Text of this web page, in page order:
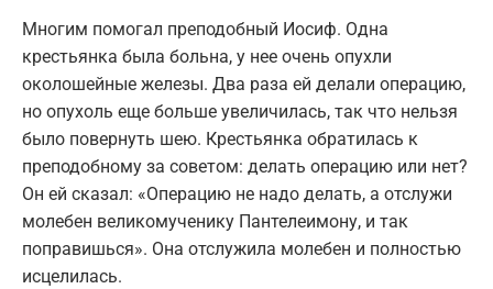
Многим помогал преподобный Иосиф. Одна
крестьянка была больна, у нее очень опухли
околошейные железы. Два раза ей делали операцию,
но опухоль еще больше увеличилась, так что нельзя
было повернуть шею. Крестьянка обратилась к
преподобному за советом: делать операцию или нет?
Он ей сказал: «Операцию не надо делать, а отслужи
молебен великомученику Пантелеимону, и так
поправишься». Она отслужила молебен и полностью
исцелилась.